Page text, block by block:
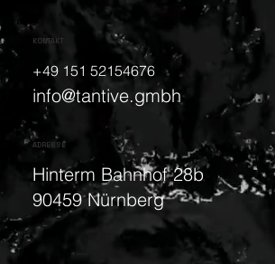
KONTAKT
+49 151 52154676
info@tantive.gmbh
ADRESSE
Hinterm Bahnhof 28b
90459 Nürnberg